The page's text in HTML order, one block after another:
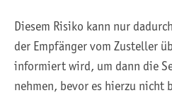
Diesem Risiko kann nur
der Empfänger vom Zusteller
informiert wird, um dann die
nehmen, bevor es hierzu